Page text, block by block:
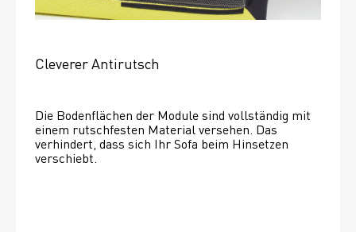
Cleverer Antirutsch
Die Bodenflächen der Module sind vollständig mit
einem rutschfesten Material versehen. Das
verhindert, dass sich Ihr Sofa beim Hinsetzen
verschiebt.